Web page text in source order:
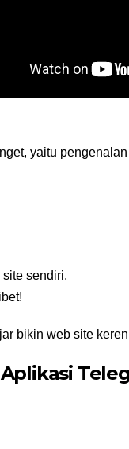
yaitu
sendiri.
bikin web site